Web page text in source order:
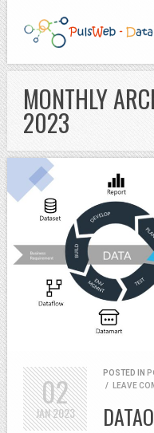
MONTHLY
2023
POSTED IN
/
LEAVE
02
JAN2023